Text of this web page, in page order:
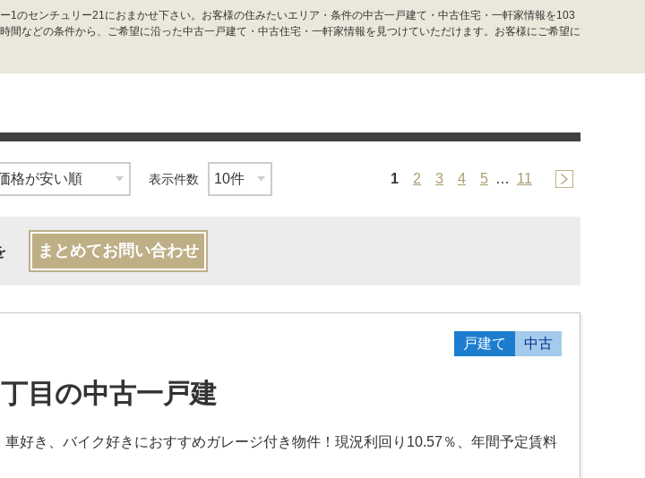
のセンチュリー21におまかせ下さい。お客様の住みたいエリア・条件の中古一戸建て・中古住宅・一軒家情報を103
などの条件から、ご希望に沿った中古一戸建て・中古住宅・一軒家情報を見つけていただけます。お客様にご希望に
表示件数 1 2 3 4 5 … 11
まとめてお問い合わせ
戸建て 中古
目の中古一戸建
好き、バイク好きにおすすめガレージ付き物件！現況利回り10.57％、年間予定賃料